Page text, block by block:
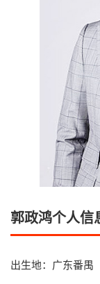
郭政鸿个人信
出生地：广东番禺